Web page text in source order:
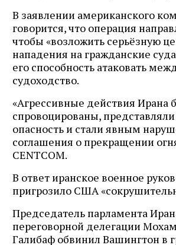
В заявлении американского
говорится, что операция
чтобы «возложить серьёзную
нападения на гражданские
его способность атаковать
судоходство.
«Агрессивные действия Ирана
спровоцированы,
опасность и стали явным
соглашения о прекращении
CENTCOM.
В ответ иранское военное
пригрозило США
Председатель парламента
переговорной делегации
Галибаф обвинил Вашингтон в